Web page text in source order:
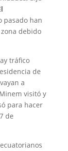
pasado han
debido
tráfico
de
a
visitó y
para hacer
de